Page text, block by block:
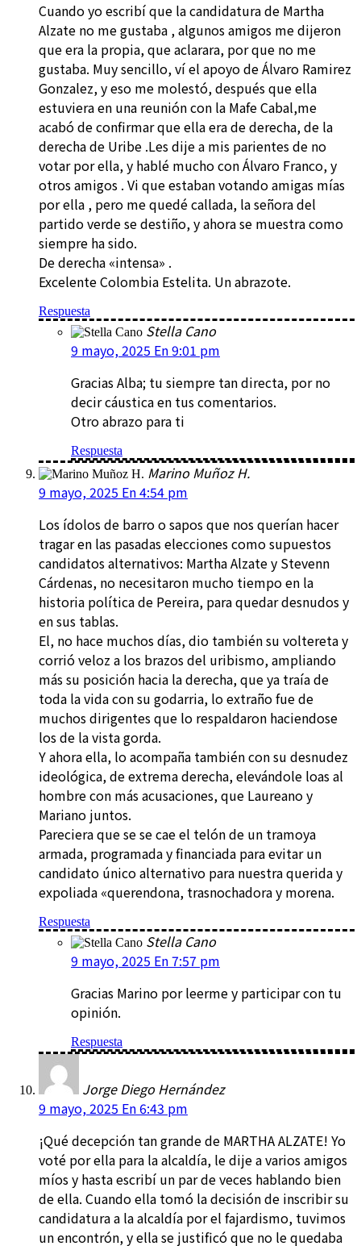
Cuando yo escribí que la candidatura de Martha
Alzate no me gustaba , algunos amigos me dijeron
que era la propia, que aclarara, por que no me
gustaba. Muy sencillo, ví el apoyo de Álvaro Ramirez
Gonzalez, y eso me molestó, después que ella
estuviera en una reunión con la Mafe Cabal,me
acabó de confirmar que ella era de derecha, de la
derecha de Uribe .Les dije a mis parientes de no
votar por ella, y hablé mucho con Álvaro Franco, y
otros amigos . Vi que estaban votando amigas mías
por ella , pero me quedé callada, la señora del
partido verde se destiño, y ahora se muestra como
siempre ha sido.
De derecha «intensa» .
Excelente Colombia Estelita. Un abrazote.
Respuesta
Stella Cano
9 mayo, 2025 En 9:01 pm
Gracias Alba; tu siempre tan directa, por no
decir cáustica en tus comentarios.
Otro abrazo para ti
Respuesta
Marino Muñoz H.
9 mayo, 2025 En 4:54 pm
Los ídolos de barro o sapos que nos querían hacer
tragar en las pasadas elecciones como supuestos
candidatos alternativos: Martha Alzate y Stevenn
Cárdenas, no necesitaron mucho tiempo en la
historia política de Pereira, para quedar desnudos y
en sus tablas.
El, no hace muchos días, dio también su voltereta y
corrió veloz a los brazos del uribismo, ampliando
más su posición hacia la derecha, que ya traía de
toda la vida con su godarria, lo extraño fue de
muchos dirigentes que lo respaldaron haciendose
los de la vista gorda.
Y ahora ella, lo acompaña también con su desnudez
ideológica, de extrema derecha, elevándole loas al
hombre con más acusaciones, que Laureano y
Mariano juntos.
Pareciera que se se cae el telón de un tramoya
armada, programada y financiada para evitar un
candidato único alternativo para nuestra querida y
expoliada «querendona, trasnochadora y morena.
Respuesta
Stella Cano
9 mayo, 2025 En 7:57 pm
Gracias Marino por leerme y participar con tu
opinión.
Respuesta
Jorge Diego Hernández
9 mayo, 2025 En 6:43 pm
¡Qué decepción tan grande de MARTHA ALZATE! Yo
voté por ella para la alcaldía, le dije a varios amigos
míos y hasta escribí un par de veces hablando bien
de ella. Cuando ella tomó la decisión de inscribir su
candidatura a la alcaldía por el fajardismo, tuvimos
un encontrón, y ella se justificó que no le quedaba